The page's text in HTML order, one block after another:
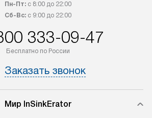
Пн-Пт:с 8:00 до 22:00
Сб-Вс:с 9:00 до 22:00
333-09-47
Бесплатно по России
Заказать звонок
Мир InSinkErator